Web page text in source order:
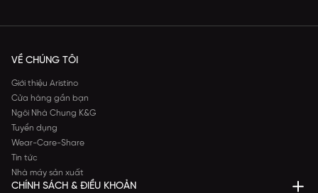
VỀ CHÚNG TÔI
Giới thiệu Aristino
Cửa hàng gần bạn
Ngôi Nhà Chung K&G
Tuyển dụng
Wear-Care-Share
Tin tức
Nhà máy sản xuất
CHÍNH SÁCH & ĐIỀU KHOẢN